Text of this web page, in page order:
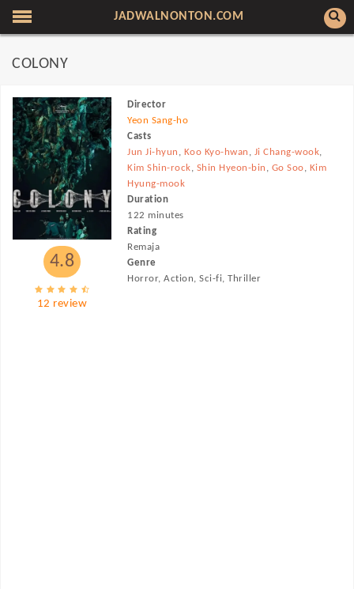
JADWALNONTON.COM
COLONY
4.8
12 review
Director
Yeon Sang-ho
Casts
Jun Ji-hyun , Koo Kyo-hwan , Ji Chang-wook,
Kim Shin-rock, Shin Hyeon-bin , Go Soo, Kim
Hyung-mook
Duration
122 minutes
Rating
Remaja
Genre
Horror, Action, Sci-fi, Thriller